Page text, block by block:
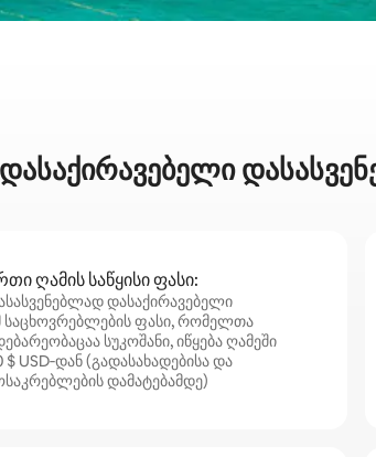
ღამის საწყისი ფასი:
დასაქირავებელი
საცხოვრებლების ფასი, რომელთა
სუკოშანი, იწყება ღამეში
$ USD‑დან (გადასახადებისა და
დამატებამდე)